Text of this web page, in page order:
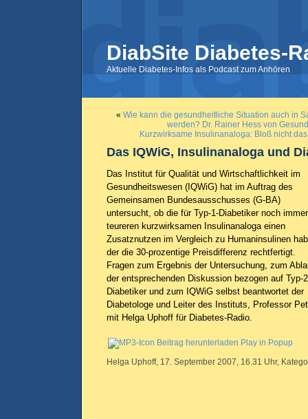
DiabSite Diabetes-
Aktuelle Diabetes-Infos als Podcast zum Anhören
« Wie kann die gesundheitliche Situation auch in
werden? Dr. Rainer Hess von
Kurzwirksame Insulinanaloga: Bloß nicht
Das IQWiG, Insulinanaloga und
Das Institut für Qualität und Wirtschaftlichkeit im
Gesundheitswesen (IQWiG) hat im Auftrag des
Gemeinsamen Bundesausschusses (G-BA)
untersucht, ob die für Typ-1-Diabetiker noch immer
teureren kurzwirksamen Insulinanaloga einen
Zusatznutzen im Vergleich zu Humaninsulinen
der die 30-prozentige Preisdifferenz rechtfertigt.
Fragen zum Ergebnis der Untersuchung, zum
der entsprechenden Diskussion bezogen auf Typ-
Diabetiker und zum IQWiG selbst beantwortet der
Diabetologe und Leiter des Instituts, Professor
mit Helga Uphoff für Diabetes-Radio.
Beitrag herunterladen Play in Popup
Helga Uphoff, 17. September 2007, 16.31 Uhr,